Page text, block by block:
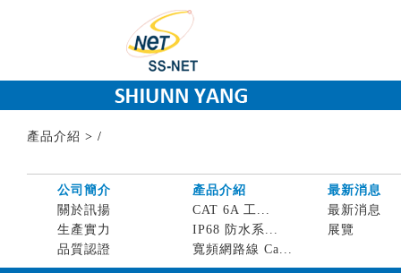
產品介紹 > /
公司簡介 產品介紹
最新消息
關於訊揚
生產實力
品質認證
CAT 6A 工...
IP68 防水系...
寬頻網路線 Ca...
最新消息
展覽